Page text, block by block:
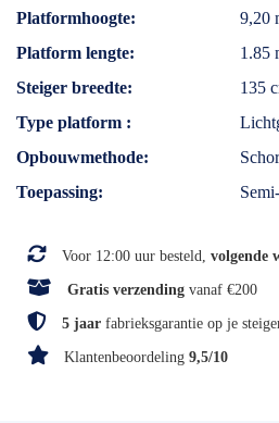
Platformhoogte
9,20
Platform lengte
1.85
Steiger breedte
135
Type platform
Opbouwmethode
Toepassing
Voor 12:00 uur besteld, volgende
Gratis verzending vanaf €200
5 jaar fabrieksgarantie op je
Klantenbeoordeling 9,5/10